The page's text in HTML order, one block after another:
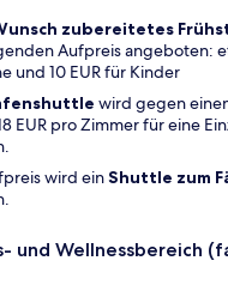
zubereitetes
Aufpreis angeboten:
und 10 EUR für Kinder
wird gegen
EUR pro Zimmer für eine
wird einShuttle zum
und Wellnessbereich